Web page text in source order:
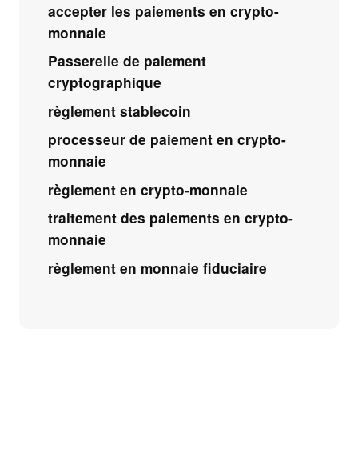
accepter les paiements en crypto-
monnaie
Passerelle de paiement
cryptographique
règlement stablecoin
processeur de paiement en crypto-
monnaie
règlement en crypto-monnaie
traitement des paiements en crypto-
monnaie
règlement en monnaie fiduciaire